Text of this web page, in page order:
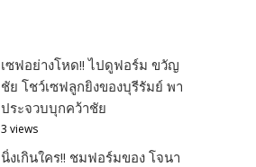
เซฟอย่างโหด!! ไปดูฟอร์ม ขวัญ
ชัย โชว์เซฟลูกยิงของบุรีรัมย์ พา
ประจวบบุกคว้าชัย
3 views
นิ่งเกินใคร!! ชมฟอร์มของ โจนา